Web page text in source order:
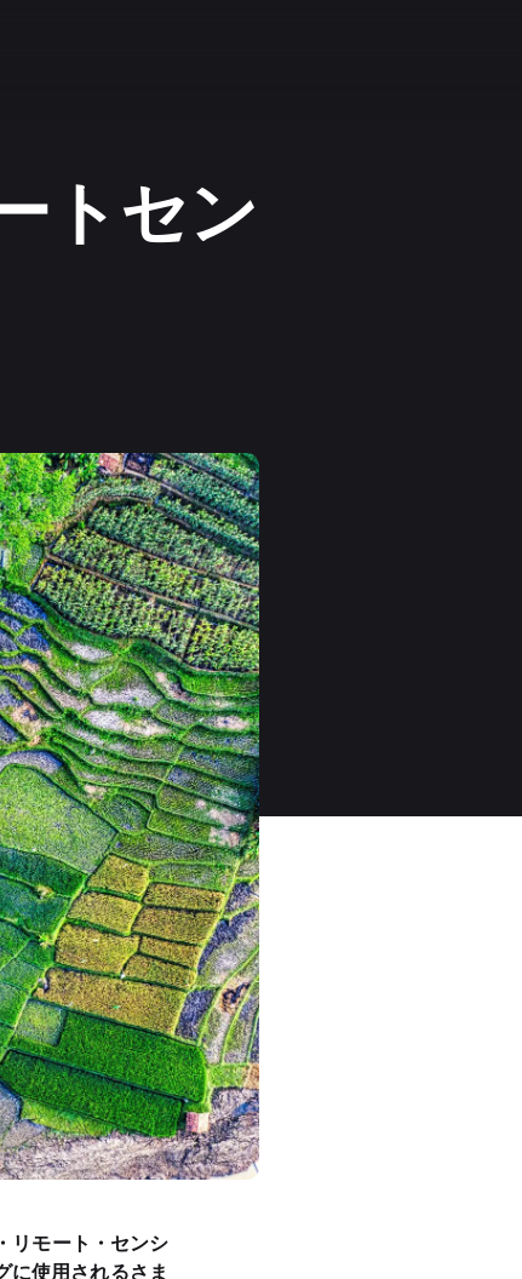
トセン
リモート・センシ
に使用されるさま